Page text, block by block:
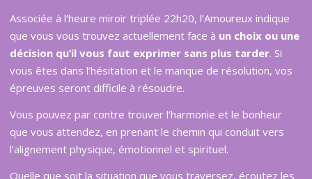
Associée à l’heure miroir triplée 22h20, l’Amoureux indique
que vous vous trouvez actuellement face à un choix ou une
décision qu’il vous faut exprimer sans plus tarder. Si
vous êtes dans l’hésitation et le manque de résolution, vos
épreuves seront difficile à résoudre.
Vous pouvez par contre trouver l’harmonie et le bonheur
que vous attendez, en prenant le chemin qui conduit vers
l’alignement physique, émotionnel et spirituel.
Quelle que soit la situation que vous traversez, écoutez les